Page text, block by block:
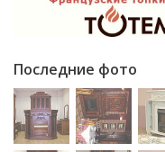
Последние фото